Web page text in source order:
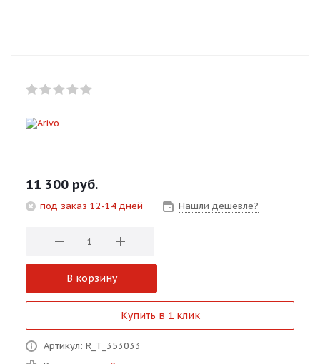
11 300 руб.
под заказ 12-14 дней Нашли дешевле?
В корзину
Купить в 1 клик
Артикул: R_T_353033
Оплачивайте сегодня только
Оставшиеся 75
% будут
% каждые 2 недели
об оплате Плайтом